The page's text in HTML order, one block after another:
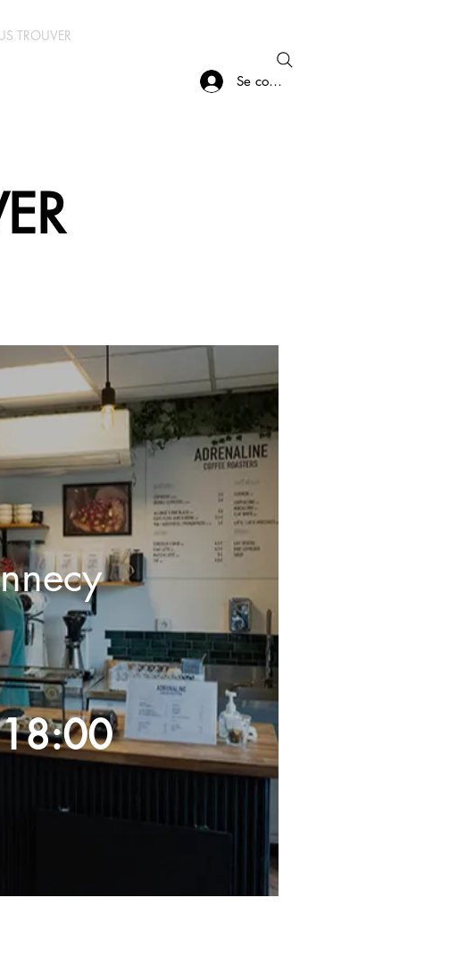
TROUVER
Se connecter
18:00